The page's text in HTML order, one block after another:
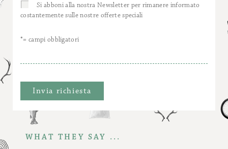
Si abboni alla nostra Newsletter per rimanere informato
costantemente sulle nostre offerte speciali
*= campi obbligatori
WHAT THEY SAY ...